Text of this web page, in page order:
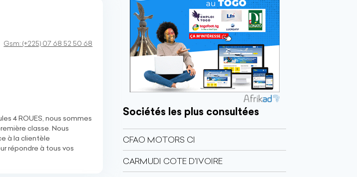
Gsm:(+225) 07 68 52 50 68
4 ROUES, nous sommes
classe. Nous
à la clientèle
répondre à tous vos
Sociétés les plus consultées
CFAO MOTORS CI
CARMUDI COTE D'IVOIRE